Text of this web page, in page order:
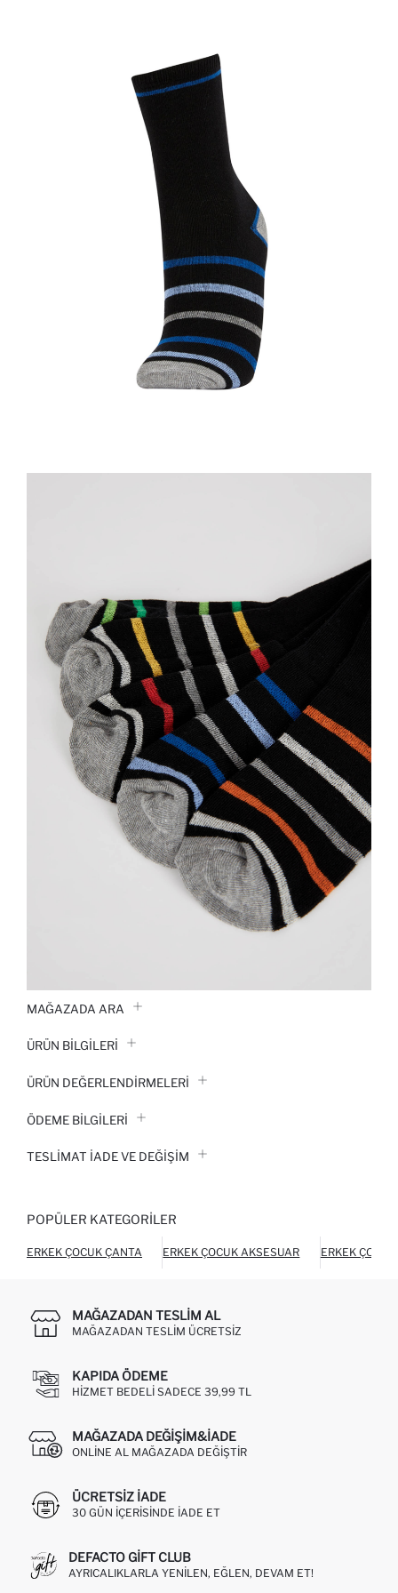
MAĞAZADA ARA
ÜRÜN BILGILERI
ÜRÜN DEĞERLENDİRMELERİ
ÖDEME BİLGİLERİ
TESLIMAT İADE VE DEĞIŞIM
POPÜLER KATEGORILER
ERKEK ÇOCUK ÇANTA ERKEK ÇOCUK AKSESUAR ERKEK
MAĞAZADAN TESLIM AL
MAĞAZADAN TESLIM ÜCRETSIZ
KAPIDA ÖDEME
HIZMET BEDELI SADECE 39,99 TL
MAĞAZADA DEĞIŞIM&İADE
ONLINE AL MAĞAZADA DEĞIŞTIR
ÜCRETSIZ IADE
30 GÜN IÇERISINDE IADE ET
DEFACTO GIFT CLUB
AYRICALIKLARLA YENILEN, EĞLEN, DEVAM ET!